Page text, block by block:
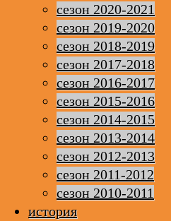
сезон 2020-2021
сезон 2019-2020
сезон 2018-2019
сезон 2017-2018
сезон 2016-2017
сезон 2015-2016
сезон 2014-2015
сезон 2013-2014
сезон 2012-2013
сезон 2011-2012
сезон 2010-2011
история